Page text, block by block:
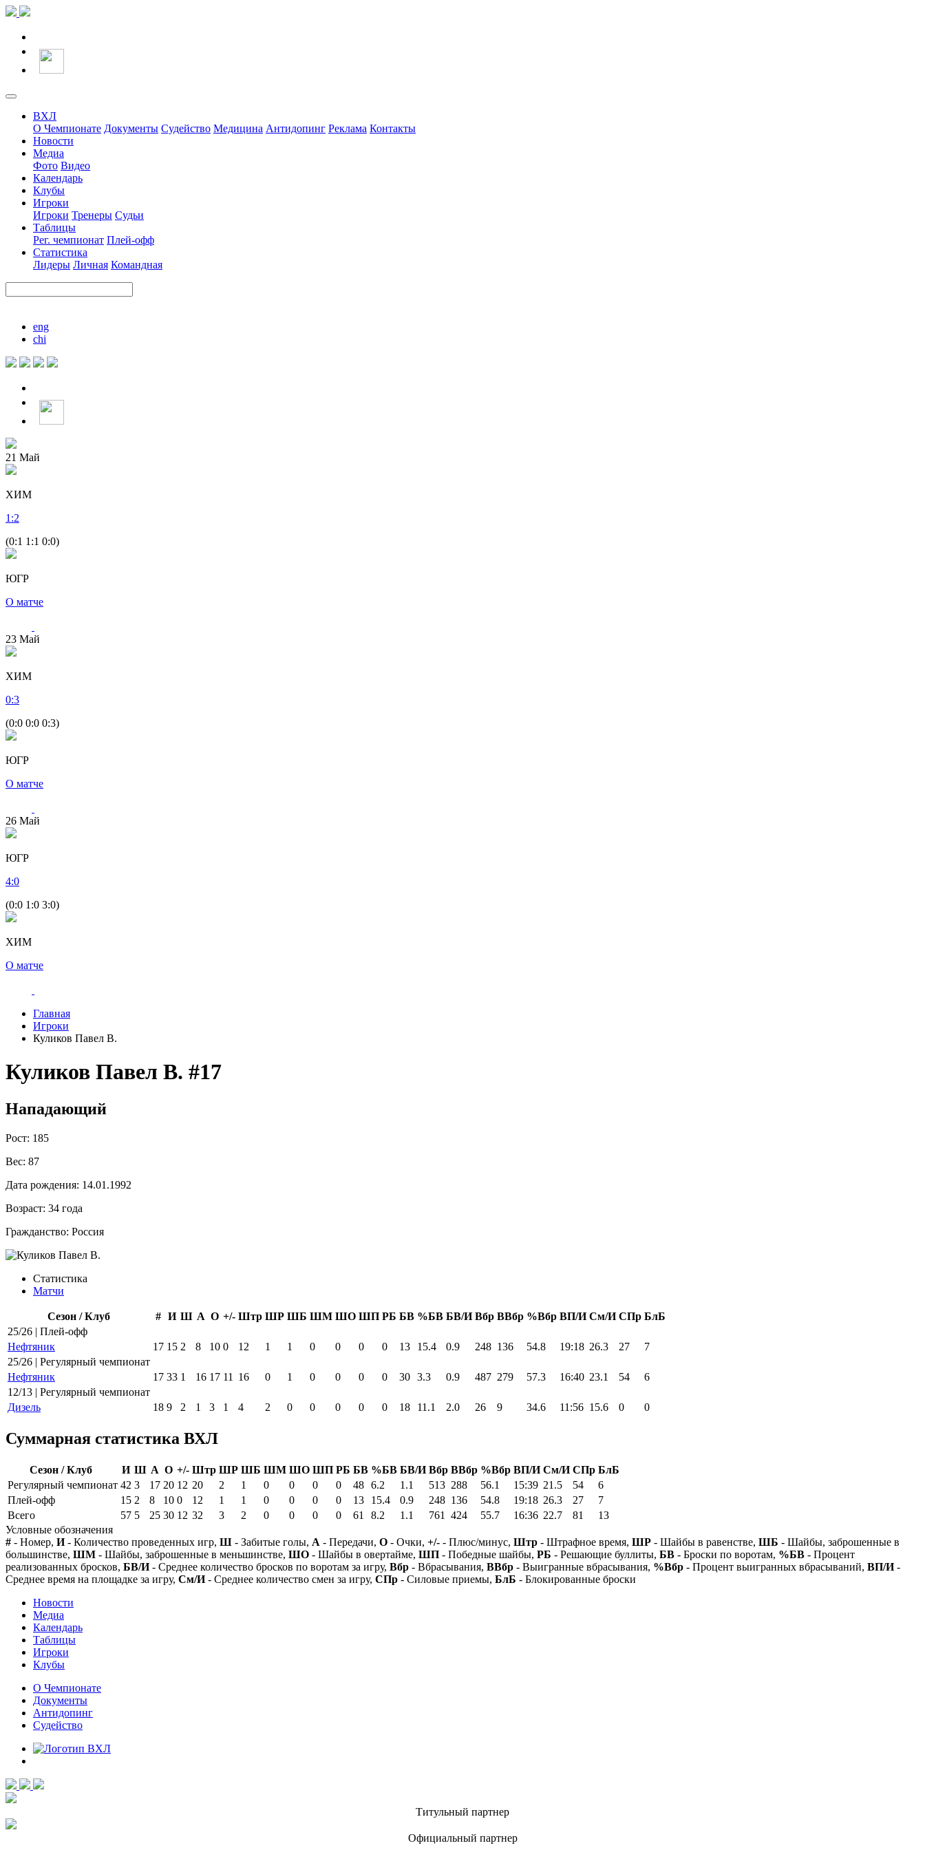
ВХЛ
О Чемпионате Документы Судейство Медицина Антидопинг Реклама Контакты
Новости
Медиа
Фото Видео
Календарь
Клубы
Игроки
Игроки Тренеры Судьи
Таблицы
Рег. чемпионат Плей-офф
Статистика
Лидеры Личная Командная
eng
chi
21 Май
ХИМ
1 :2
(0:1 1:1 0:0)
ЮГР
О матче
23 Май
ХИМ
0:3
(0:0 0:0 0:3)
ЮГР
О матче
26 Май
ЮГР
4:0
(0:0 1:0 3:0)
ХИМ
О матче
Главная
Игроки
Куликов Павел В.
Куликов Павел В. #17
Нападающий
Рост: 185
Вес: 87
Дата рождения: 14.01.1992
Возраст: 34 года
Гражданство: Россия
Статистика
Матчи
Сезон / Клуб # И Ш А О +/- Штр ШР ШБ ШМ ШО ШП РБ БВ %БВ БВ/И Вбр ВВбр %Вбр ВП/И См/И СПр БлБ
25/26 | Плей-офф
Нефтяник
17 15 2 8 10 0 12 1 1 0 0 0 0 13 15.4 0.9 248 136 54.8 19:18 26.3 27
7
25/26 | Регулярный чемпионат
Нефтяник
17 33 1 16 17 11 16 0 1 0 0 0 0 30 3.3 0.9 487 279 57.3 16:40 23.1 54
6
12/13 | Регулярный чемпионат
Дизель
18 9 2 1 3 1 4 2 0 0 0 0 0 18 11.1 2.0 26 9 34.6 11:56 15.6 0 0
Суммарная статистика ВХЛ
Сезон / Клуб И Ш А О +/- Штр ШР ШБ ШМ ШО ШП РБ БВ %БВ БВ/И Вбр ВВбр %Вбр ВП/И См/И СПр БлБ
Регулярный чемпионат 42 3 17 20 12 20 2 1 0 0 0 0 48 6.2 1.1 513 288 56.1 15:39 21.5 54
6
Плей-офф
15 2 8 10 0 12 1 1 0 0 0 0 13 15.4 0.9 248 136 54.8 19:18 26.3 27
7
Всего
57 5 25 30 12 32 3 2 0 0 0 0 61 8.2 1.1 761 424 55.7 16:36 22.7 81
13
Условные обозначения
# - Номер, И- Количество проведенных игр, Ш - Забитые голы, А - Передачи, О - Очки, +/- - Плюс/минус, Штр - Штрафное время, ШР - Шайбы в равенстве, ШБ - Шайбы, заброшенные в
большинстве, ШМ - Шайбы, заброшенные в меньшинстве, ШО - Шайбы в овертайме, ШП - Победные шайбы, РБ - Решающие буллиты, БВ - Броски по воротам, %БВ - Процент
реализованных бросков, БВ/И- Среднее количество бросков по воротам за игру, Вбр - Вбрасывания, ВВбр - Выигранные вбрасывания, %Вбр - Процент выигранных вбрасываний, ВП/И-
Среднее время на площадке за игру, См/И- Среднее количество смен за игру, СПр - Силовые приемы, БлБ - Блокированные броски
Новости
Медиа
Календарь
Таблицы
Игроки
Клубы
О Чемпионате
Документы
Антидопинг
Судейство
Титульный партнер
Официальный партнер